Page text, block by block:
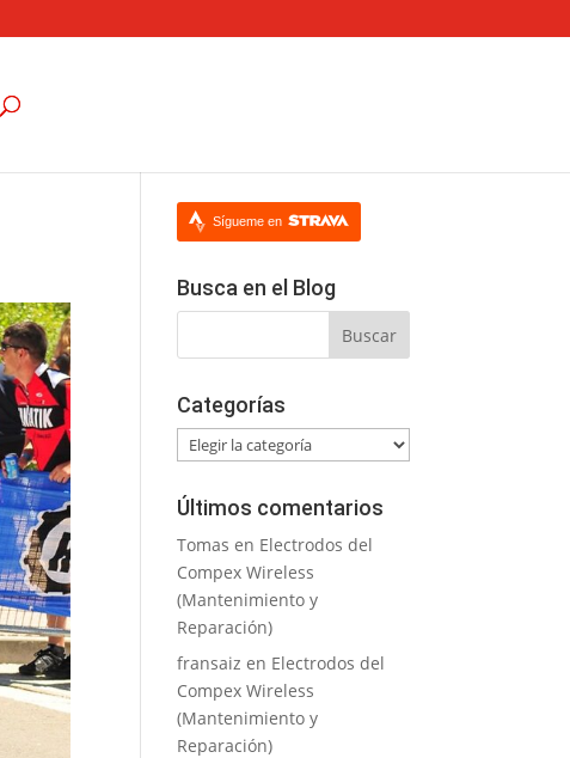
Sígueme en
Busca en el Blog
Categorías
Categorías
Últimos comentarios
Tomas en Electrodos del
Compex Wireless
(Mantenimiento y
Reparación)
fransaiz en Electrodos del
Compex Wireless
(Mantenimiento y
Reparación)